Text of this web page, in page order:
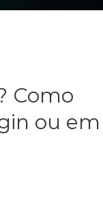
Como
ou em